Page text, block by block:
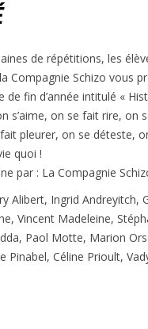
de répétitions, les
Compagnie Schizo vous
de fin d’année intitulé «
s’aime, on se fait rire, on
pleurer, on se déteste,
quoi !
par : La Compagnie
Alibert, Ingrid Andreyitch,
Vincent Madeleine,
Paol Motte, Marion
Pinabel, Céline Prioult,